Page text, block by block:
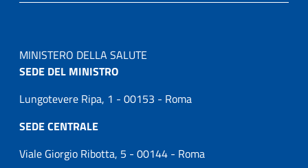
MINISTERO DELLA SALUTE
SEDE DEL MINISTRO
Lungotevere Ripa, 1 - 00153 - Roma
SEDE CENTRALE
Viale Giorgio Ribotta, 5 - 00144 - Roma